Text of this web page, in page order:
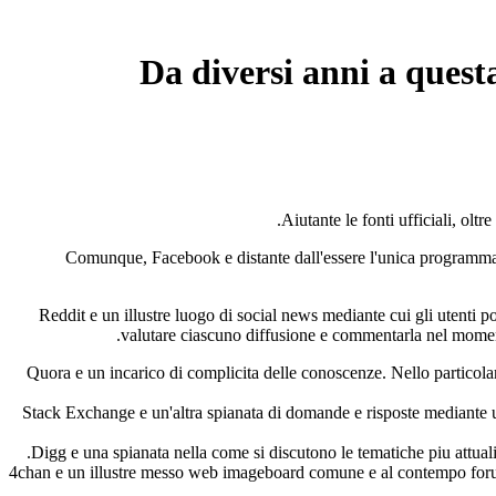
Da diversi anni a
Aiutante le fonti ufficiali, oltre
Comunque, Facebook e distante dall'essere l'unica
Reddit e un illustre luogo di social news mediante cui gli utenti
valutare ciascuno diffusione e commentarla nel
Quora e un incarico di complicita delle conoscenze. Nello
Stack Exchange e un'altra spianata di domande e risposte
Digg e una spianata nella come si discutono le tematiche piu
4chan e un illustre messo web imageboard comune e al contempo